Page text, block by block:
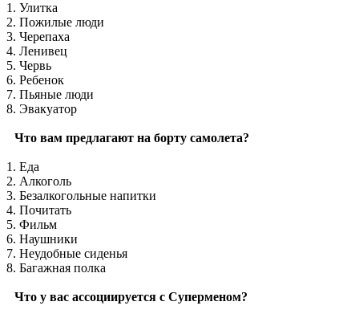
1. Улитка
2. Пожилые люди
3. Черепаха
4. Ленивец
5. Червь
6. Ребенок
7. Пьяные люди
8. Эвакуатор
Что вам предлагают на борту самолета?
1. Еда
2. Алкоголь
3. Безалкогольные напитки
4. Почитать
5. Фильм
6. Наушники
7. Неудобные сиденья
8. Багажная полка
Что у вас ассоциируется с Суперменом?